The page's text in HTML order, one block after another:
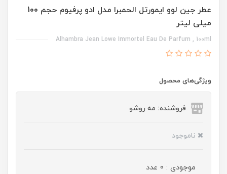
عطر جین لوو ایمورتل الحمبرا مدل ادو پرفیوم حجم 100
میلی لیتر
Alhambra Jean Lowe Immortel Eau De Parfum , 100ml
ویژگی‌های محصول
فروشنده: مه رو‌شو
ناموجود
موجودی : 0 عدد